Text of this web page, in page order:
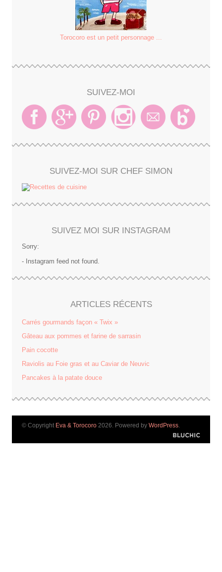
Torocoro est un petit personnage ...
SUIVEZ-MOI
SUIVEZ-MOI SUR CHEF SIMON
SUIVEZ MOI SUR INSTAGRAM
Sorry:
- Instagram feed not found.
ARTICLES RÉCENTS
Carrés gourmands façon « Twix »
Gâteau aux pommes et farine de sarrasin
Pain cocotte
Raviolis au Foie gras et au Caviar de Neuvic
Pancakes à la patate douce
© Copyright Eva & Torocoro 2026. Powered by WordPress.